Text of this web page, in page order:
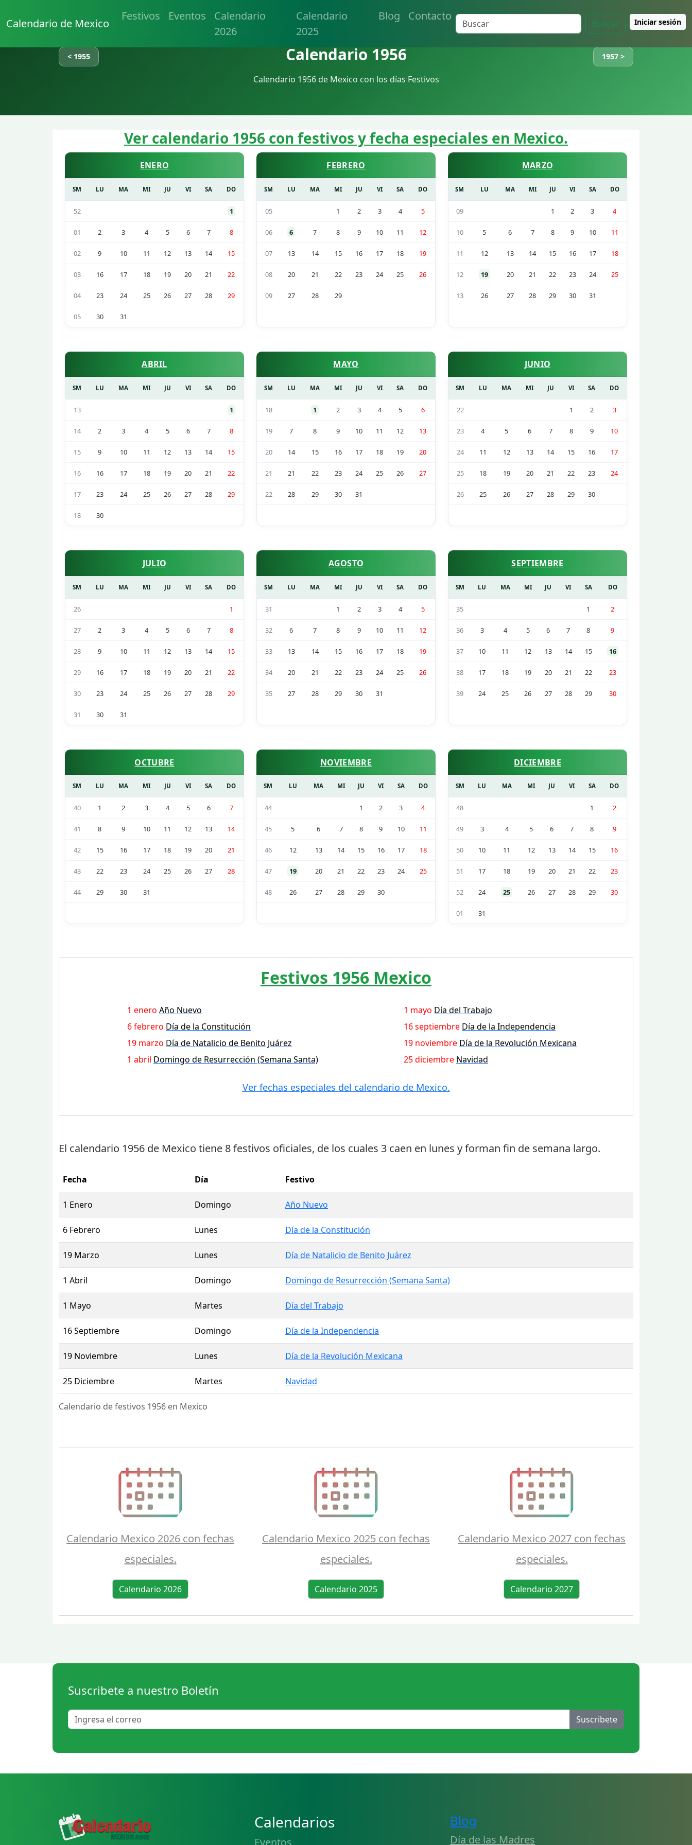
Calendario de Mexico
Festivos Eventos
Calendario
2026
Calendario
2025
Blog Contacto
Buscar Iniciar sesión
< 1955 Calendario 1956 1957 >
Calendario 1956 de Mexico con los días Festivos
Ver calendario 1956 con festivos y fecha especiales en Mexico.
ENERO
SM LU MA MI JU VI SA DO
52 1
01 2 3 4 5 6 7 8
02 9 10 11 12 13 14 15
03 16 17 18 19 20 21 22
04 23 24 25 26 27 28 29
05 30 31
FEBRERO
SM LU MA MI JU VI SA DO
05 1 2 3 4 5
06 6 7 8 9 10 11 12
07 13 14 15 16 17 18 19
08 20 21 22 23 24 25 26
09 27 28 29
MARZO
SM LU MA MI JU VI SA DO
09 1 2 3 4
10 5 6 7 8 9 10 11
11 12 13 14 15 16 17 18
12 19 20 21 22 23 24 25
13 26 27 28 29 30 31
ABRIL
SM LU MA MI JU VI SA DO
13 1
14 2 3 4 5 6 7 8
15 9 10 11 12 13 14 15
16 16 17 18 19 20 21 22
17 23 24 25 26 27 28 29
18 30
MAYO
SM LU MA MI JU VI SA DO
18 1 2 3 4 5 6
19 7 8 9 10 11 12 13
20 14 15 16 17 18 19 20
21 21 22 23 24 25 26 27
22 28 29 30 31
JUNIO
SM LU MA MI JU VI SA DO
22 1 2 3
23 4 5 6 7 8 9 10
24 11 12 13 14 15 16 17
25 18 19 20 21 22 23 24
26 25 26 27 28 29 30
JULIO
SM LU MA MI JU VI SA DO
26 1
27 2 3 4 5 6 7 8
28 9 10 11 12 13 14 15
29 16 17 18 19 20 21 22
30 23 24 25 26 27 28 29
31 30 31
AGOSTO
SM LU MA MI JU VI SA DO
31 1 2 3 4 5
32 6 7 8 9 10 11 12
33 13 14 15 16 17 18 19
34 20 21 22 23 24 25 26
35 27 28 29 30 31
SEPTIEMBRE
SM LU MA MI JU VI SA DO
35 1 2
36 3 4 5 6 7 8 9
37 10 11 12 13 14 15 16
38 17 18 19 20 21 22 23
39 24 25 26 27 28 29 30
OCTUBRE
SM LU MA MI JU VI SA DO
40 1 2 3 4 5 6 7
41 8 9 10 11 12 13 14
42 15 16 17 18 19 20 21
43 22 23 24 25 26 27 28
44 29 30 31
NOVIEMBRE
SM LU MA MI JU VI SA DO
44 1 2 3 4
45 5 6 7 8 9 10 11
46 12 13 14 15 16 17 18
47 19 20 21 22 23 24 25
48 26 27 28 29 30
DICIEMBRE
SM LU MA MI JU VI SA DO
48 1 2
49 3 4 5 6 7 8 9
50 10 11 12 13 14 15 16
51 17 18 19 20 21 22 23
52 24 25 26 27 28 29 30
01 31
Festivos 1956 Mexico
1 enero Año Nuevo
6 febrero Día de la Constitución
19 marzo Día de Natalicio de Benito Juárez
1 abril Domingo de Resurrección (Semana Santa)
1 mayo Día del Trabajo
16 septiembre Día de la Independencia
19 noviembre Día de la Revolución Mexicana
25 diciembre Navidad
Ver fechas especiales del calendario de Mexico.
El calendario 1956 de Mexico tiene 8 festivos oficiales, de los cuales 3 caen en lunes y forman fin de semana largo.
Calendario de festivos 1956 en Mexico
Fecha Día Festivo
1 Enero Domingo Año Nuevo
6 Febrero Lunes Día de la Constitución
19 Marzo Lunes Día de Natalicio de Benito Juárez
1 Abril Domingo Domingo de Resurrección (Semana Santa)
1 Mayo Martes Día del Trabajo
16 Septiembre Domingo Día de la Independencia
19 Noviembre Lunes Día de la Revolución Mexicana
25 Diciembre Martes Navidad
Calendario Mexico 2026 con fechas
especiales.
Calendario 2026
Calendario Mexico 2025 con fechas
especiales.
Calendario 2025
Calendario Mexico 2027 con fechas
especiales.
Calendario 2027
Suscribete a nuestro Boletín
Suscribete
Calendarios
Eventos
Blog
Día de las Madres